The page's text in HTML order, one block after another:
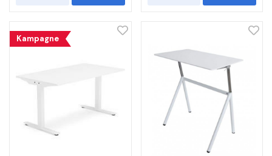
Kampagne